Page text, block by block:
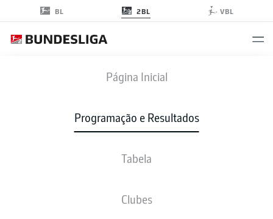
BL 2BL VBL
Página Inicial
Programação e Resultados
Tabela
Clubes
OSN FCN
ESCALAÇÕES